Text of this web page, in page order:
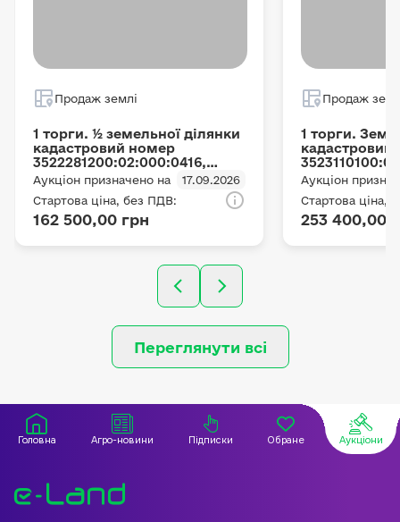
Продаж землі
1 торги. ½ земельної ділянки
кадастровий номер
3522281200:02:000:0416,
площею 5.3032 га, з
цільовим призначенням –
для ведення товарного
сільськогосподарського
розташування:
Кіровоградська область,
(Знам'янський) район,
Диківська сільська рада
Аукціон призначено на
17.09.2026
Стартова ціна, без ПДВ:
162 500,00 грн
Продаж
1 торги.
кадастровий
площею
цільовим
для ведення
Аукціон
Стартова ціна,
253 400,00
Переглянути всі
Головна Агро-новини Підписки Обране Аукціони